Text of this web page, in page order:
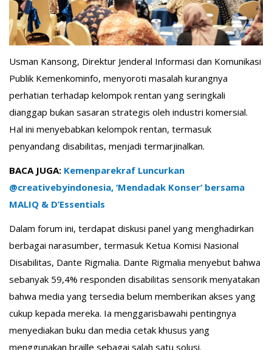
Usman Kansong, Direktur Jenderal Informasi dan Komunikasi
Publik Kemenkominfo, menyoroti masalah kurangnya
perhatian terhadap kelompok rentan yang seringkali
dianggap bukan sasaran strategis oleh industri komersial.
Hal ini menyebabkan kelompok rentan, termasuk
penyandang disabilitas, menjadi termarjinalkan.
BACA JUGA: Kemenparekraf Luncurkan
@creativebyindonesia, ‘Mendadak Konser’ bersama
MALIQ & D’Essentials
Dalam forum ini, terdapat diskusi panel yang menghadirkan
berbagai narasumber, termasuk Ketua Komisi Nasional
Disabilitas, Dante Rigmalia. Dante Rigmalia menyebut bahwa
sebanyak 59,4% responden disabilitas sensorik menyatakan
bahwa media yang tersedia belum memberikan akses yang
cukup kepada mereka. Ia menggarisbawahi pentingnya
menyediakan buku dan media cetak khusus yang
menggunakan braille sebagai salah satu solusi.